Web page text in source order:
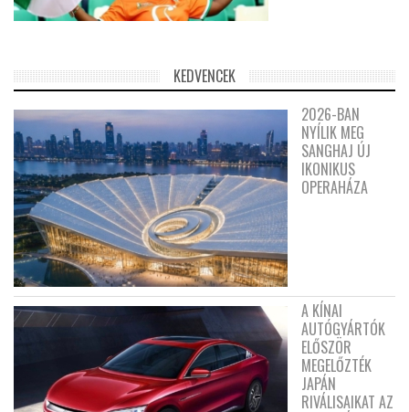
KEDVENCEK
2026-BAN
NYÍLIK MEG
SANGHAJ ÚJ
IKONIKUS
OPERAHÁZA
A KÍNAI
AUTÓGYÁRTÓK
ELŐSZÖR
MEGELŐZTÉK
JAPÁN
RIVÁLISAIKAT AZ